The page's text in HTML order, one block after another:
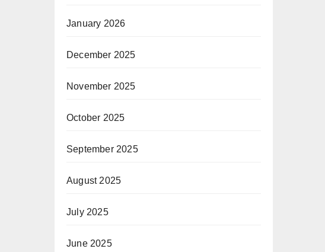
January 2026
December 2025
November 2025
October 2025
September 2025
August 2025
July 2025
June 2025